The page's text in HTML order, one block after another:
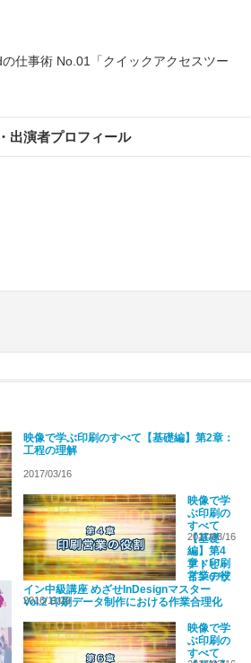
仕事術 No.01「クイックアクセスツー
出演者プロフィール
映像で学ぶ印刷のすべて【基礎編】第2章：
工程の理解
2017/03/16
映像で学
ぶ印刷の
すべて
【基礎
編】第4
章：印刷
営業の役
2017/03/16
アドビ・
インデザ
イン中級講座 めざせInDesignマスター
Vol.2 印刷データ制作における作業合理化
2016/11/29
映像で学
ぶ印刷の
すべて